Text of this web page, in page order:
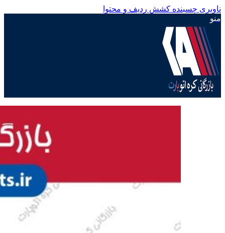
ناوبری چسبنده کشش ردیف و محتوا
منو